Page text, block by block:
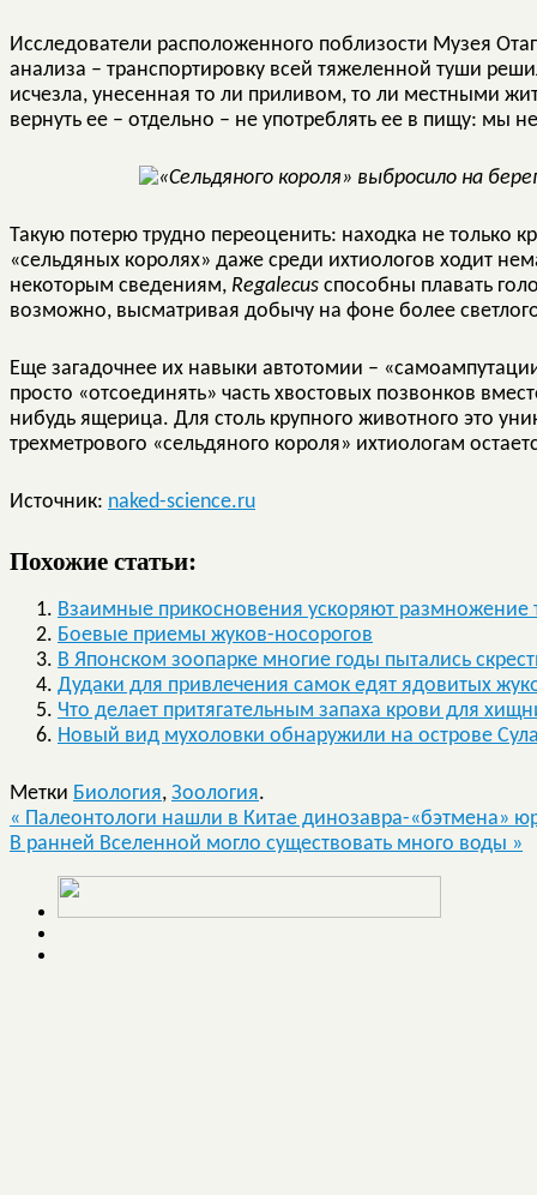
Исследователи расположенного поблизости Музея
анализа – транспортировку всей тяжеленной туши
исчезла, унесенная то ли приливом, то ли местными
вернуть ее – отдельно – не употреблять ее в пищу: мы
Такую потерю трудно переоценить: находка не только
«сельдяных королях» даже среди ихтиологов ходит
некоторым сведениям, Regalecus способны плавать
возможно, высматривая добычу на фоне более
Еще загадочнее их навыки автотомии –
просто «отсоединять» часть хвостовых позвонков
нибудь ящерица. Для столь крупного животного это
трехметрового «сельдяного короля» ихтиологам
Источник: naked-science.ru
Похожие статьи:
Взаимные прикосновения ускоряют размножение
Боевые приемы жуков-носорогов
В Японском зоопарке многие годы пытались
Дудаки для привлечения самок едят ядовитых
Что делает притягательным запаха крови для
Новый вид мухоловки обнаружили на острове
Метки Биология, Зоология.
« Палеонтологи нашли в Китае динозавра-«бэтмена»
В ранней Вселенной могло существовать много воды »